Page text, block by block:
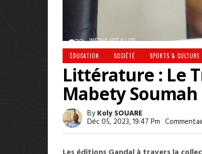
ÉDUCATION SOCIÉTÉ SPORTS & CULTURE
Littérature : Le
Mabety Soumah
ByKoly SOUARE
Déc 05, 2023, 19:47 Pm